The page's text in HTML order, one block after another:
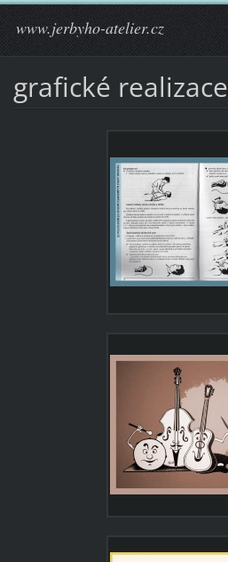
www.jerbyho-atelier.cz
grafické realizace